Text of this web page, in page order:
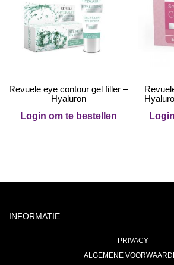
Revuele eye contour gel filler –
Hyaluron
Login om te bestellen
INFORMATIE
PRIVACY
ALGEMENE